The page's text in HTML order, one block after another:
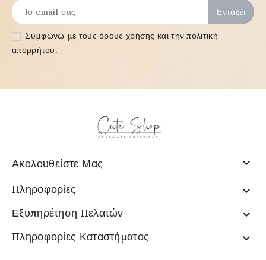
Συμφωνώ με τουςόρους χρήσης και την πολιτική
απορρήτου.
Ακολουθείστε Μας 
Πληροφορίες 
Εξυπηρέτηση Πελατών 
Πληροφορίες Καταστήματος 